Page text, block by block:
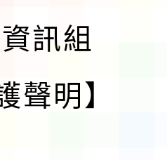
訊組
聲明】